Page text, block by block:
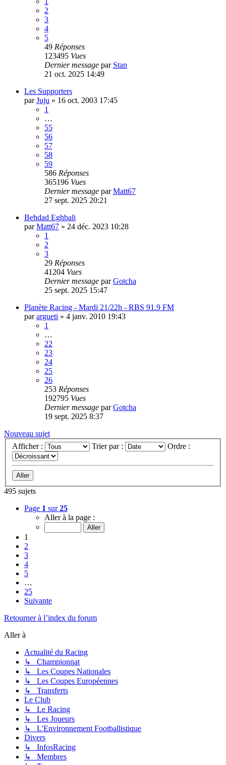
2
3
4
5
49 Réponses
123495 Vues
Dernier message par Stan
21 oct. 2025 14:49
Les Supporters
parJuju » 16 oct. 2003 17:45
1
…
55
56
57
58
59
586 Réponses
365196 Vues
Dernier message parMatt67
27 sept. 2025 20:21
Behdad Eghbali
parMatt67 » 24 déc. 2023 10:28
1
2
3
29 Réponses
41204 Vues
Dernier message parGotcha
25 sept. 2025 15:47
Planète Racing - Mardi 21/22h - RBS 91.9 FM
parargueti » 4 janv. 2010 19:43
1
…
22
23
24
25
26
253 Réponses
192795 Vues
Dernier message parGotcha
19 sept. 2025 8:37
Nouveau sujet
Afficher :
Trier par : Ordre :
495 sujets
Page 1 sur25
Aller à la page :
1
2
3
4
5
…
25
Suivante
Retourner à l’index du forum
Aller à
Actualité du Racing
↳ Championnat
↳ Les Coupes Nationales
↳ Les Coupes Européennes
↳ Transferts
Le Club
↳ Le Racing
↳ Les Joueurs
↳ L'Environnement Footballistique
Divers
↳ InfosRacing
↳ Membres